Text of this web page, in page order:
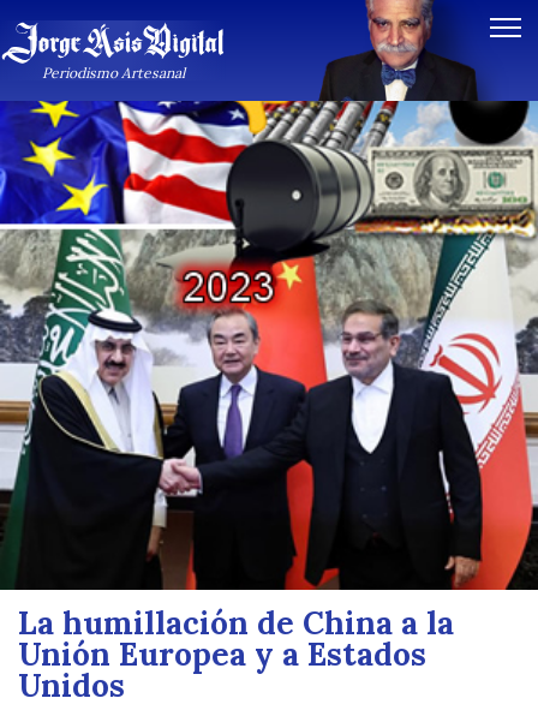
Periodismo Artesanal
La humillación de China a la
Unión Europea y a Estados
Unidos